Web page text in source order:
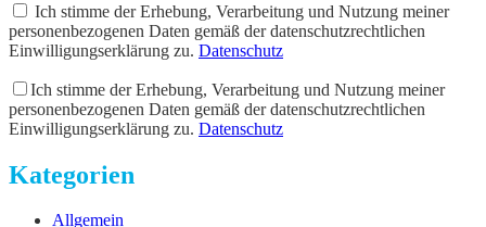
Ich stimme der Erhebung, Verarbeitung und Nutzung meiner
personenbezogenen Daten gemäß der datenschutzrechtlichen
Einwilligungserklärung zu. Datenschutz
Ich stimme der Erhebung, Verarbeitung und Nutzung meiner
personenbezogenen Daten gemäß der datenschutzrechtlichen
Einwilligungserklärung zu. Datenschutz
Kategorien
Allgemein